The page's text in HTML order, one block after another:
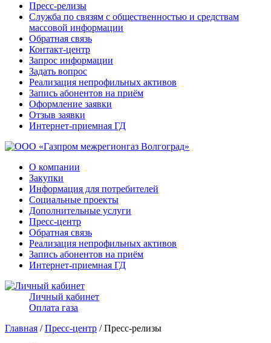
Пресс-релизы
Служба по связям с общественностью и средствам
массовой информации
Обратная связь
Контакт-центр
Запрос информации
Задать вопрос
Реализация непрофильных активов
Запись абонентов на приём
Оформление заявки
Отзыв заявки
Интернет-приемная ГД
О компании
Закупки
Информация для потребителей
Социальные проекты
Дополнительные услуги
Пресс-центр
Обратная связь
Реализация непрофильных активов
Запись абонентов на приём
Интернет-приемная ГД
Личный кабинет
Оплата газа
Главная /Пресс-центр / Пресс-релизы